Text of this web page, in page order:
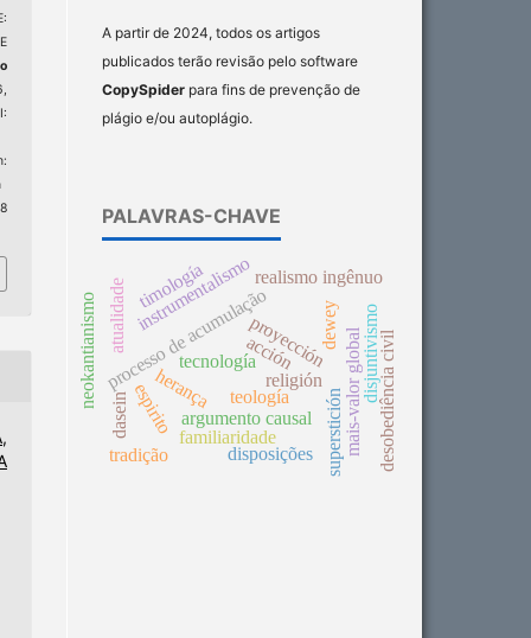
A partir de 2024, todos os artigos
publicados terão revisão pelo software
CopySpider para fins de prevenção de
plágio e/ou autoplágio.
PALAVRAS-CHAVE
argumento causal superstición
proyección
processo de acumulação mais-valor globaldisjuntivismo
religión
realismo ingênuo
tecnología
instrumentalismo dewey
teología
espirito
familiaridade desobediência civil
neokantianismo
dasein
herança
tradição disposições
timología
acción
atualidade